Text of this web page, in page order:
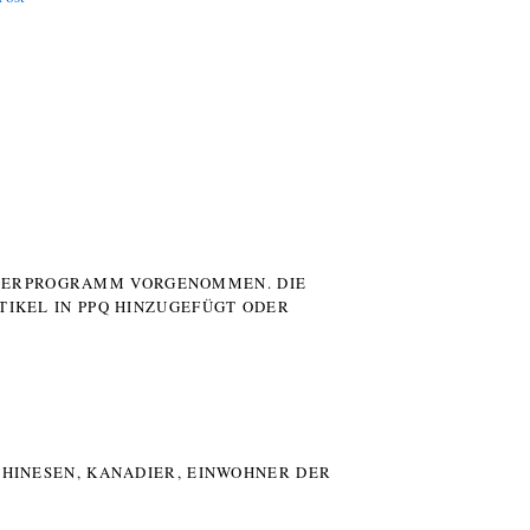
VORGENOMMEN. DIE
IN PPQ HINZUGEFÜGT ODER
KANADIER, EINWOHNER DER P